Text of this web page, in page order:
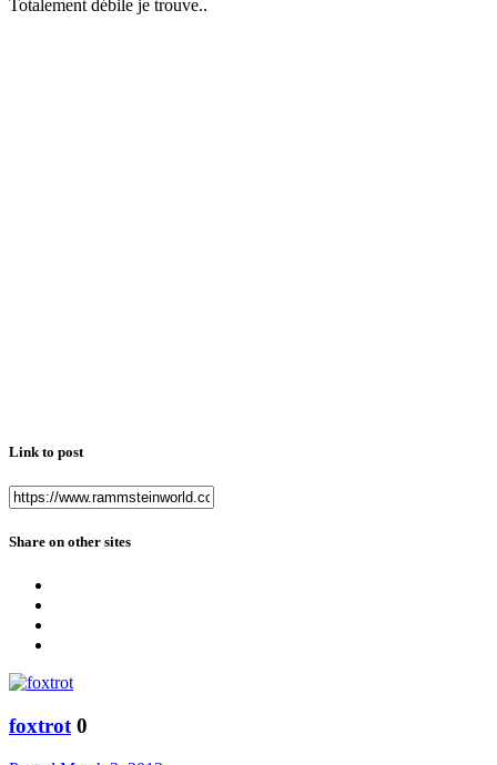
Totalement débile je trouve..
Link to post
Share on other sites
foxtrot 0